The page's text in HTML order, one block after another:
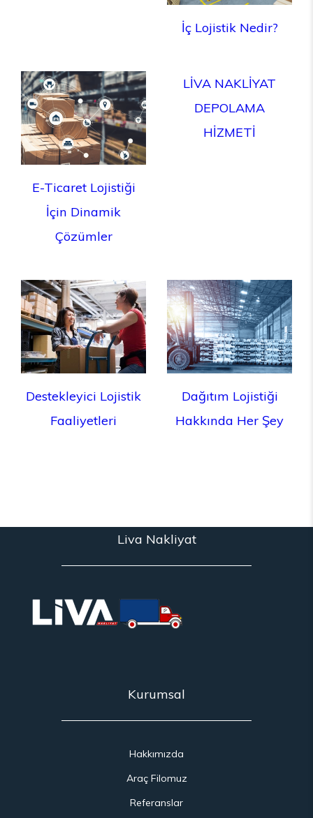
İç Lojistik Nedir?
E-Ticaret Lojistiği
İçin Dinamik
Çözümler
LİVA NAKLİYAT
DEPOLAMA
HİZMETİ
Destekleyici Lojistik
Faaliyetleri
Dağıtım Lojistiği
Hakkında Her Şey
Liva Nakliyat
Kurumsal
Hakkımızda
Araç Filomuz
Referanslar